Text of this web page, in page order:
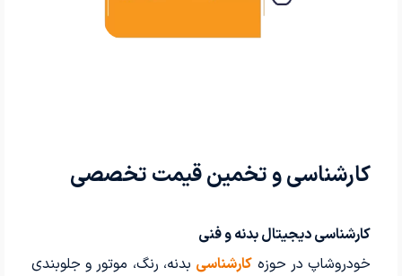
کارشناسی و تخمین قیمت تخصصی
کارشناسی دیجیتال بدنه و فنی
خودروشاپ در حوزه کارشناسی بدنه، رنگ، موتور و جلوبندی